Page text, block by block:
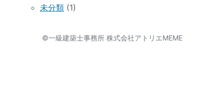
未分類 (1)
©一級建築士事務所 株式会社アトリエMEME